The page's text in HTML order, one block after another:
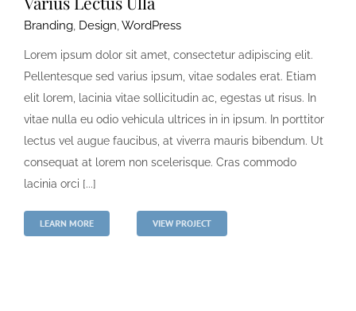
Branding, Design,WordPress
Lorem ipsum dolor sit amet, consectetur adipiscing elit.
Pellentesque sed varius ipsum, vitae sodales erat. Etiam
elit lorem, lacinia vitae sollicitudin ac, egestas ut risus. In
vitae nulla eu odio vehicula ultrices in in ipsum. In porttitor
lectus vel augue faucibus, at viverra mauris bibendum. Ut
consequat at lorem non scelerisque. Cras commodo
lacinia orci [...]
LEARN MORE VIEW PROJECT